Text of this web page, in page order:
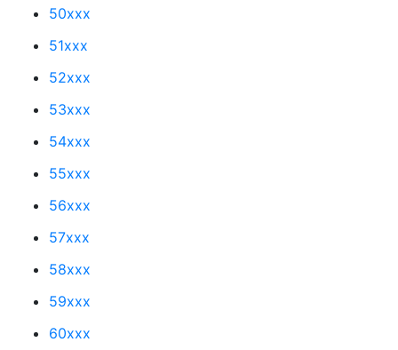
50xxx
51xxx
52xxx
53xxx
54xxx
55xxx
56xxx
57xxx
58xxx
59xxx
60xxx